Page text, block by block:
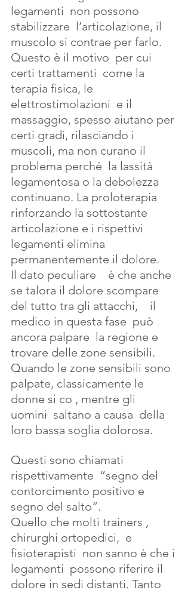
legamenti  non possono
stabilizzare  l’articolazione, il
muscolo si contrae per farlo.
Questo è il motivo  per cui
certi trattamenti  come la
terapia fisica, le
elettrostimolazioni  e il
massaggio, spesso aiutano per
certi gradi, rilasciando i
muscoli, ma non curano il
problema perché  la lassità
legamentosa o la debolezza
continuano. La proloterapia
rinforzando la sottostante
articolazione e i rispettivi
legamenti elimina
permanentemente il dolore.
Il dato peculiare    è che anche
se talora il dolore scompare
del tutto tra gli attacchi,    il
medico in questa fase  può
ancora palpare  la regione e
trovare delle zone sensibili.
Quando le zone sensibili sono
palpate, classicamente le
donne si co , mentre gli
uomini  saltano a causa  della
loro bassa soglia dolorosa.
Questi sono chiamati
rispettivamente  “segno del
contorcimento positivo e
segno del salto”.
Quello che molti trainers ,
chirurghi ortopedici,  e
fisioterapisti  non sanno è che i
legamenti  possono riferire il
dolore in sedi distanti. Tanto